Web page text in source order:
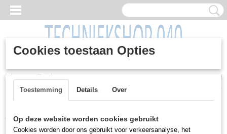
Inloggen Registreren
Home >Machines> Gereedschap>Snij/Slijp/Schuur gereedschap
Slijpschijven, diverse maten, 1 staalborstel, Pferd
Cookies toestaan Opties
Toestemming Details Over
Op deze website worden cookies gebruikt
Cookies worden door ons gebruikt voor verkeersanalyse, het